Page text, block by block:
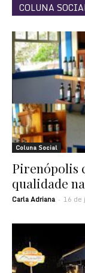
COLUNA
Coluna Social
Pirenópolis
qualidade
Carla Adriana - 16 de